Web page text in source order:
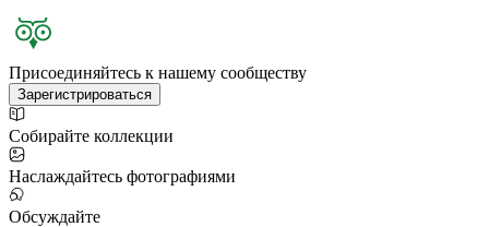
Присоединяйтесь к нашему сообществу
Зарегистрироваться
Собирайте коллекции
Наслаждайтесь фотографиями
Обсуждайте